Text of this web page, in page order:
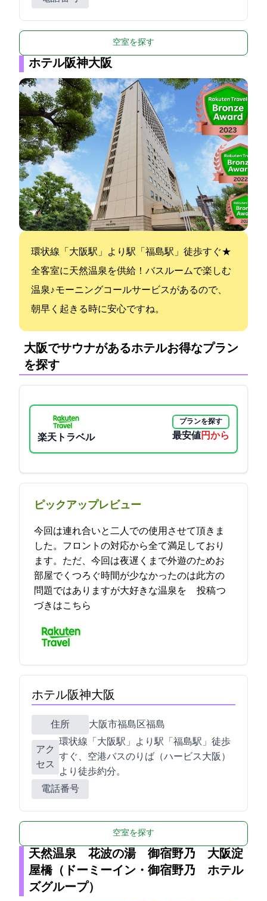
空室を探す
ホテル阪神大阪
JR環状線「大阪駅」より1駅「福島駅」徒歩すぐ★
全客室に天然温泉を供給！バスルームで楽しむ
温泉♪ モーニングコールサービスがあるので、
朝早く起きる時に安心ですね。
大阪でサウナがあるホテル:お得なプラン
を探す
楽天トラベル
プランを探す
最安値4950円から
ピックアップレビュー
今回は連れ合いと二人での使用させて頂きま
した。フロントの対応から全て満足しており
ます。ただ、今回は夜遅くまで外遊のためお
部屋でくつろぐ時間が少なかったのは此方の
問題ではありますが大好きな温泉を… 2023-04-26 13:39:08投稿つ
づきはこちら
ホテル阪神大阪
住所 大阪市福島区福島5-6-16
アク
セス
JR環状線「大阪駅」より1駅「福島駅」徒歩
すぐ、空港バスのりば（ハービス大阪）
より徒歩約10分。
電話番号
空室を探す
天然温泉 花波の湯 御宿野乃 大阪淀
屋橋（ドーミーイン・御宿野乃 ホテル
ズグループ）